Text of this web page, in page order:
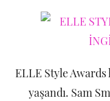
ELLE Style Awards
yaşandı. Sam